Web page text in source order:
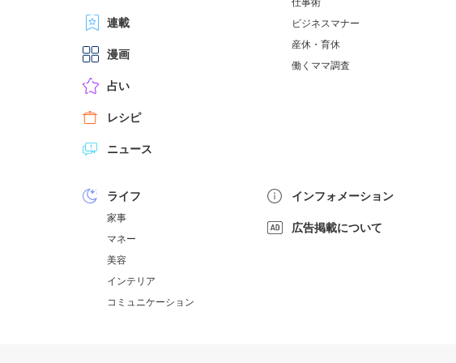
連載
漫画
占い
レシピ
ニュース
仕事術
ビジネスマナー
産休・育休
働くママ調査
ライフ
家事
マネー
美容
インテリア
コミュニケーション
インフォメーション
広告掲載について